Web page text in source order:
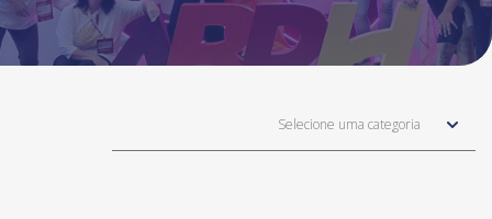
Selecione uma categoria